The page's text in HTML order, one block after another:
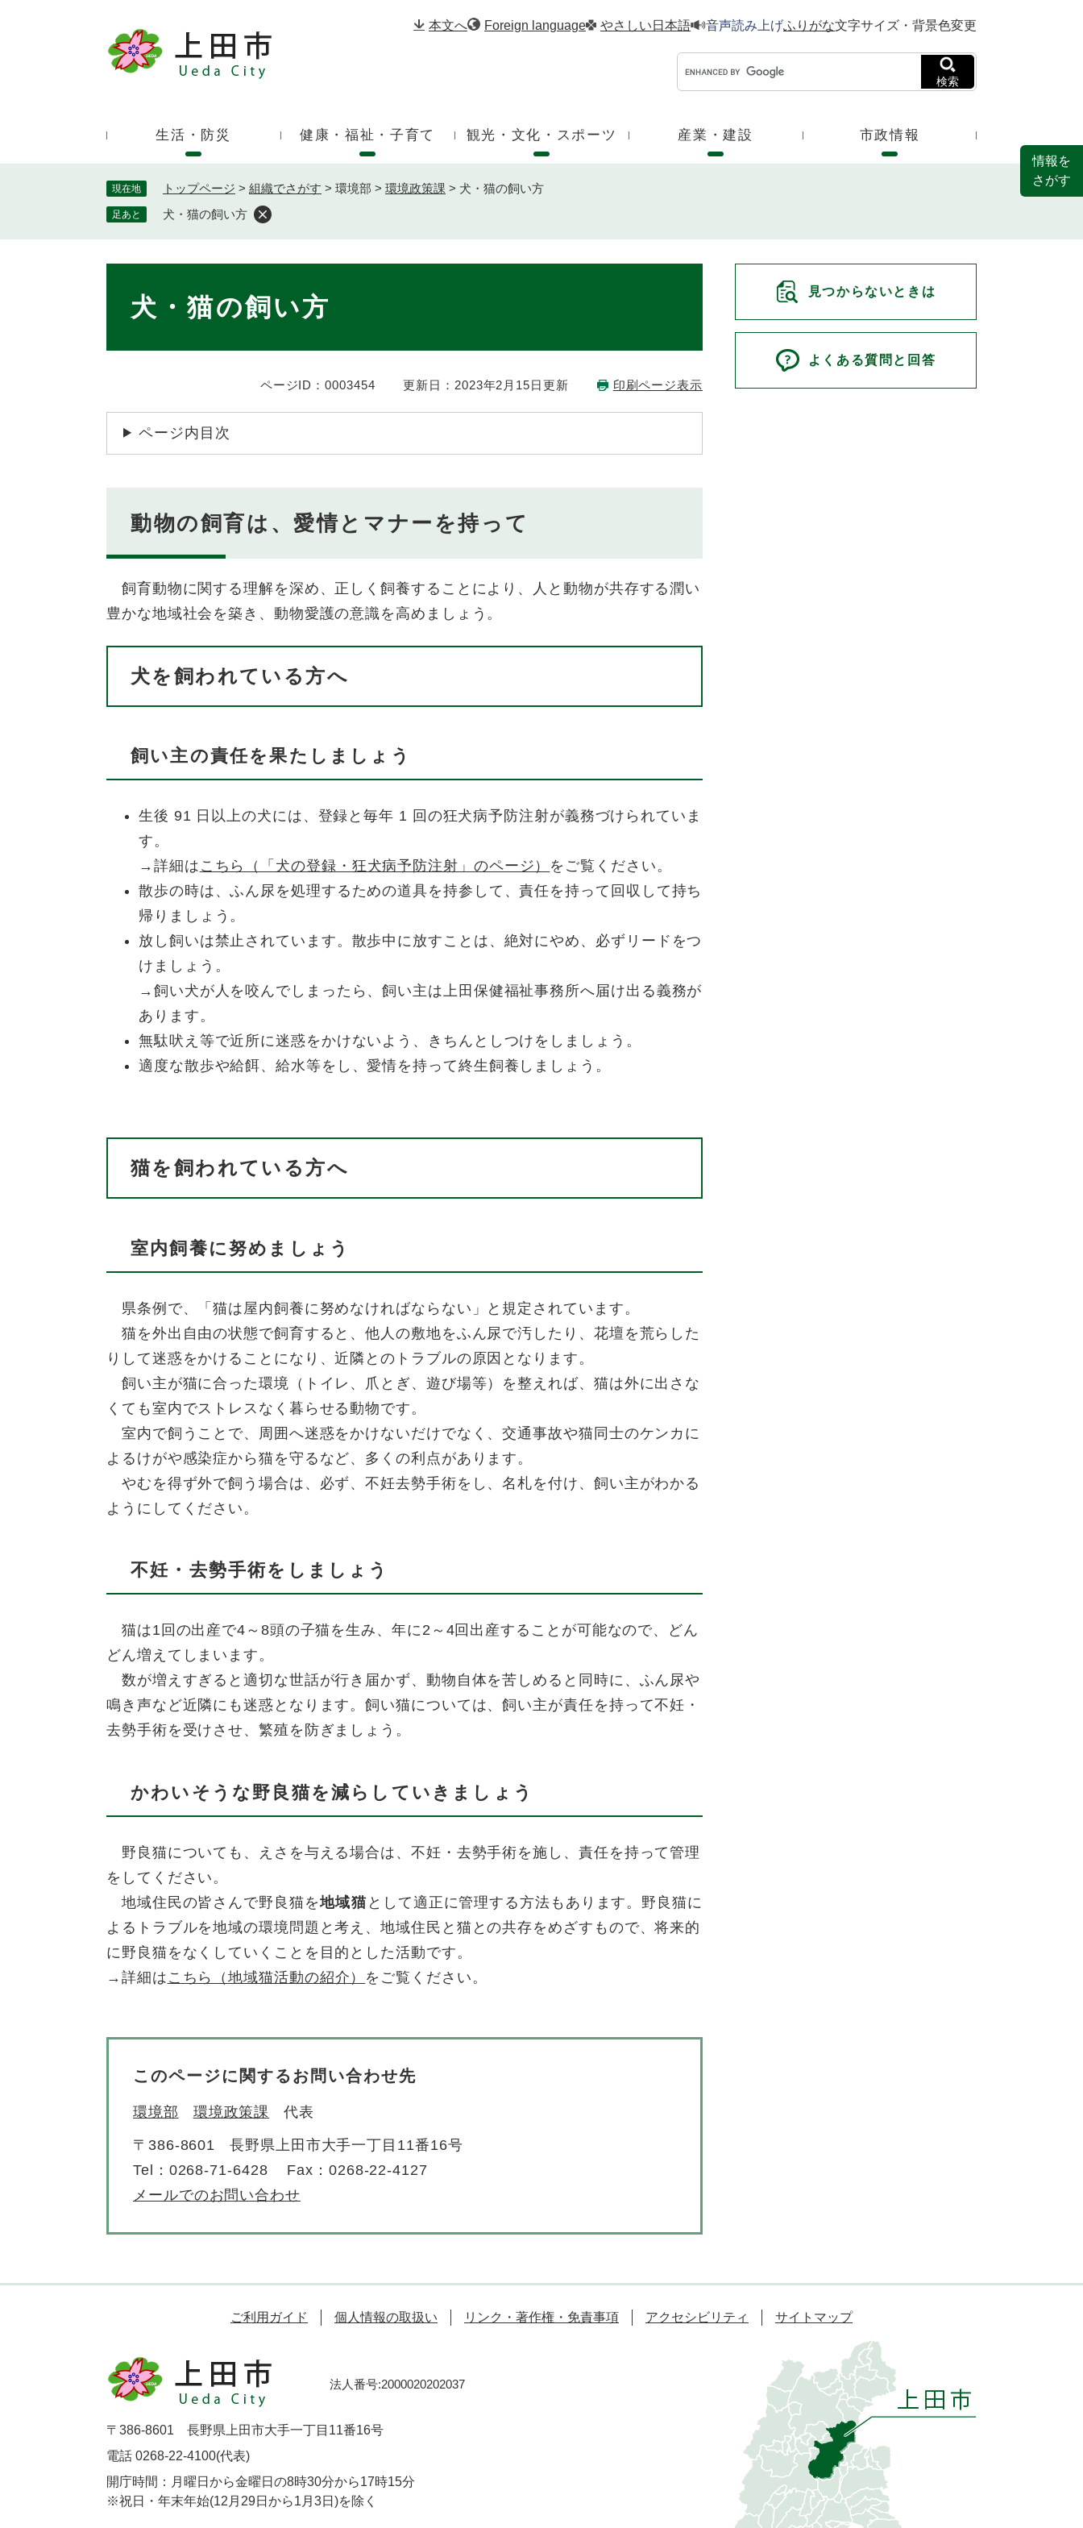
。
本文へ Foreign language やさしい日本語 音声読み上げふりがな文字サイズ・背景色変更
ド
検索
生活・防災 健康・福祉・子育て 観光・文化・スポーツ 産業・建設 市政情報
現在地 トップページ > 組織でさがす > 環境部 > 環境政策課 > 犬・猫の飼い方
足あと 犬・猫の飼い方
犬・猫の飼い方
ページID：0003454 更新日：2023年2月15日更新 印刷ページ表示
ページ内目次
動物の飼育は、愛情とマナーを持って
飼育動物に関する理解を深め、正しく飼養することにより、人と動物が共存する潤い
豊かな地域社会を築き、動物愛護の意識を高めましょう。
犬を飼われている方へ
飼い主の責任を果たしましょう
生後 91 日以上の犬には、登録と毎年 1 回の狂犬病予防注射が義務づけられていま
す。
→詳細は こちら（「犬の登録・狂犬病予防注射」のページ） をご覧ください。
散歩の時は、ふん尿を処理するための道具を持参して、責任を持って回収して持ち
帰りましょう。
放し飼いは禁止されています。散歩中に放すことは、絶対にやめ、必ずリードをつ
けましょう。
→飼い犬が人を咬んでしまったら、飼い主は上田保健福祉事務所へ届け出る義務が
あります。
無駄吠え等で近所に迷惑をかけないよう、きちんとしつけをしましょう。
適度な散歩や給餌、給水等をし、愛情を持って終生飼養しましょう。
猫を飼われている方へ
室内飼養に努めましょう
県条例で、「猫は屋内飼養に努めなければならない」と規定されています。
猫を外出自由の状態で飼育すると、他人の敷地をふん尿で汚したり、花壇を荒らした
りして迷惑をかけることになり、近隣とのトラブルの原因となります。
飼い主が猫に合った環境（トイレ、爪とぎ、遊び場等）を整えれば、猫は外に出さな
くても室内でストレスなく暮らせる動物です。
室内で飼うことで、周囲へ迷惑をかけないだけでなく、交通事故や猫同士のケンカに
よるけがや感染症から猫を守るなど、多くの利点があります。
やむを得ず外で飼う場合は、必ず、不妊去勢手術をし、名札を付け、飼い主がわかる
ようにしてください。
不妊・去勢手術をしましょう
猫は1回の出産で4～8頭の子猫を生み、年に2～4回出産することが可能なので、どん
どん増えてしまいます。
数が増えすぎると適切な世話が行き届かず、動物自体を苦しめると同時に、ふん尿や
鳴き声など近隣にも迷惑となります。飼い猫については、飼い主が責任を持って不妊・
去勢手術を受けさせ、繁殖を防ぎましょう。
かわいそうな野良猫を減らしていきましょう
野良猫についても、えさを与える場合は、不妊・去勢手術を施し、責任を持って管理
をしてください。
地域住民の皆さんで野良猫を地域猫 として適正に管理する方法もあります。野良猫に
よるトラブルを地域の環境問題と考え、地域住民と猫との共存をめざすもので、将来的
に野良猫をなくしていくことを目的とした活動です。
→詳細は こちら（地域猫活動の紹介） をご覧ください。
このページに関するお問い合わせ先
環境部 環境政策課 代表
〒386-8601
長野県上田市大手一丁目11番16号
Tel：0268-71-6428
Fax：0268-22-4127
メールでのお問い合わせ
見つからないときは
よくある質問と回答
情報を
さがす
ご利用ガイド 個人情報の取扱い リンク・著作権・免責事項 アクセシビリティ サイトマップ
法人番号:2000020202037
〒386-8601 長野県上田市大手一丁目11番16号
電話 0268-22-4100(代表)
開庁時間：月曜日から金曜日の8時30分から17時15分
※祝日・年末年始(12月29日から1月3日)を除く